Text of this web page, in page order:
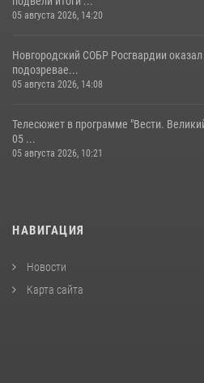
05 августа 2026, 14:20
Новгородский СОБР Росгвардии
подозревае...
05 августа 2026, 14:08
Телесюжет в программе "Вести.
05 ...
05 августа 2026, 10:21
НАВИГАЦИЯ
Новости
Карта сайта